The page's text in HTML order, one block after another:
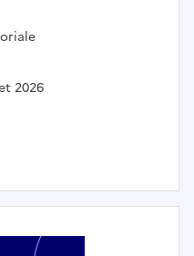
2026
général de mairie (h/